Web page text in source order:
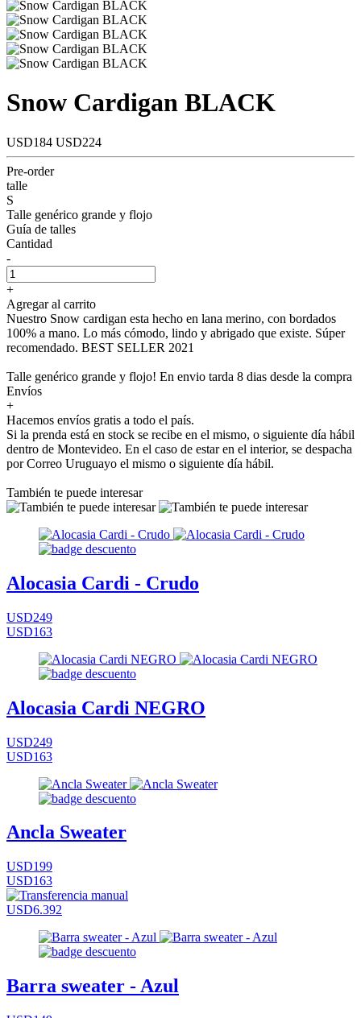
Snow Cardigan BLACK
USD184 USD224
Pre-order
talle
S
Talle genérico grande y flojo
Guía de talles
Cantidad
-
+
Agregar al carrito
Nuestro Snow cardigan esta hecho en lana merino, con bordados
100% a mano. Lo más cómodo, lindo y abrigado que existe. Súper
recomendado. BEST SELLER 2021
Talle genérico grande y flojo! En envio tarda 8 dias desde la compra
Envíos
+
Hacemos envíos gratis a todo el país.
Si la prenda está en stock se recibe en el mismo, o siguiente día hábil
dentro de Montevideo. En el caso de estar en el interior, se despacha
por Correo Uruguayo el mismo o siguiente día hábil.
También te puede interesar
Alocasia Cardi - Crudo
USD249
USD163
Alocasia Cardi NEGRO
USD249
USD163
Ancla Sweater
USD199
USD163
USD6.392
Barra sweater - Azul